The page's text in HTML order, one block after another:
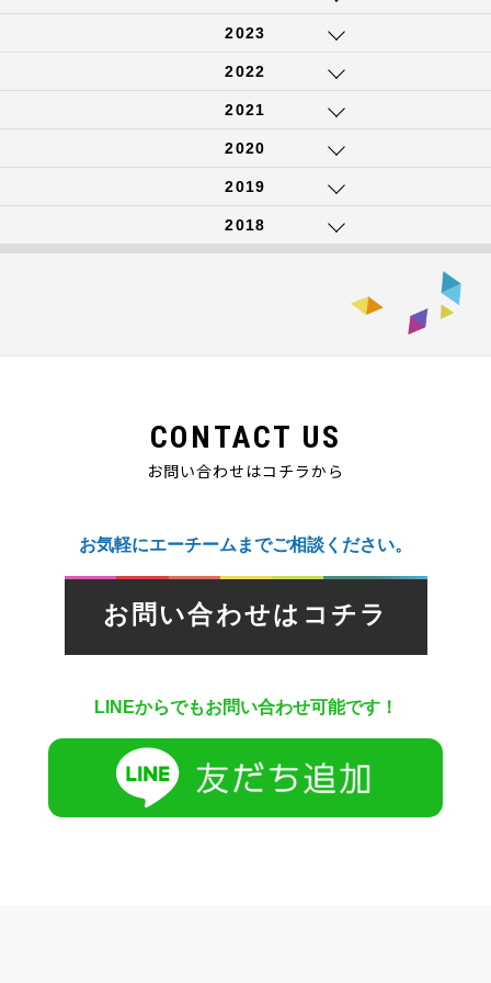
2023
2022
2021
2020
2019
2018
CONTACT US
お問い合わせはコチラから
お気軽にエーチームまでご相談ください。
お問い合わせはコチラ
LINEからでもお問い合わせ可能です！